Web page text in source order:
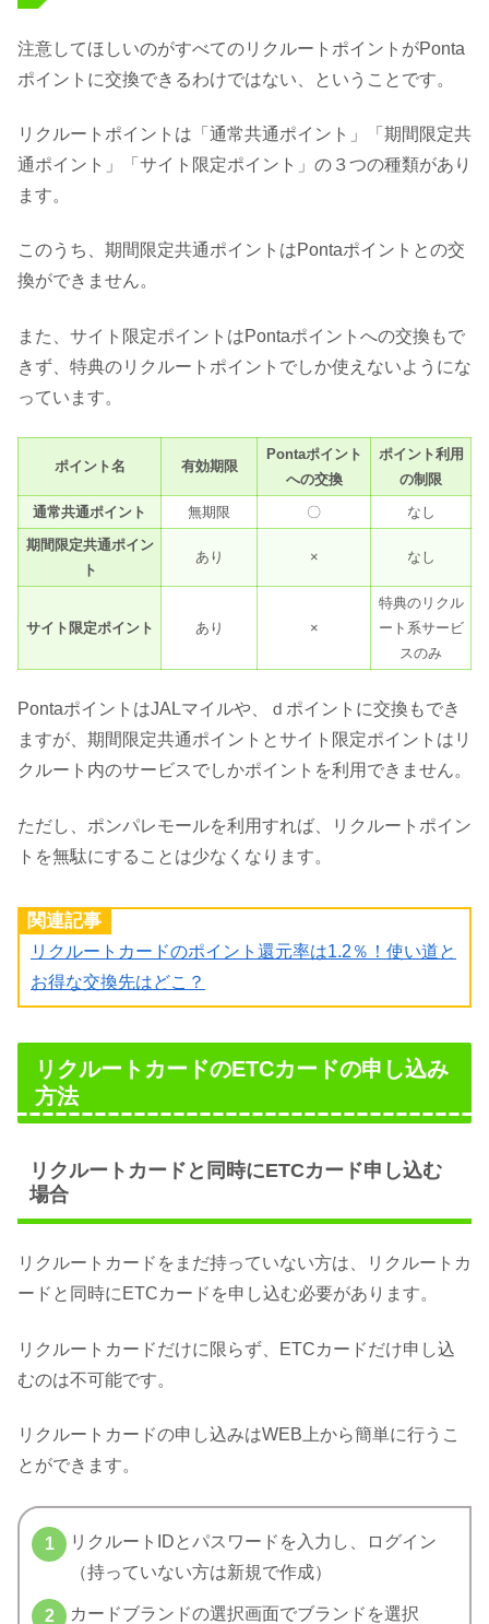
注意してほしいのがすべてのリクルートポイントがPonta
ポイントに交換できるわけではない、ということです。
リクルートポイントは「通常共通ポイント」「期間限定共
通ポイント」「サイト限定ポイント」の３つの種類があり
ます。
このうち、期間限定共通ポイントはPontaポイントとの交
換ができません。
また、サイト限定ポイントはPontaポイントへの交換もで
きず、特典のリクルートポイントでしか使えないようにな
っています。
ポイント名 有効期限
Pontaポイント
への交換
ポイント利用
の制限
通常共通ポイント
無期限 〇
なし
期間限定共通ポイン
ト
あり × なし
サイト限定ポイント あり ×
特典のリクル
ート系サービ
スのみ
PontaポイントはJALマイルや、ｄポイントに交換もでき
ますが、期間限定共通ポイントとサイト限定ポイントはリ
クルート内のサービスでしかポイントを利用できません。
ただし、ポンパレモールを利用すれば、リクルートポイン
トを無駄にすることは少なくなります。
関連記事
リクルートカードのポイント還元率は1.2％！使い道と
お得な交換先はどこ？
リクルートカードのETCカードの申し込み
方法
リクルートカードと同時にETCカード申し込む
場合
リクルートカードをまだ持っていない方は、リクルートカ
ードと同時にETCカードを申し込む必要があります。
リクルートカードだけに限らず、ETCカードだけ申し込
むのは不可能です。
リクルートカードの申し込みはWEB上から簡単に行うこ
とができます。
リクルートIDとパスワードを入力し、ログイン
（持っていない方は新規で作成）
カードブランドの選択画面でブランドを選択